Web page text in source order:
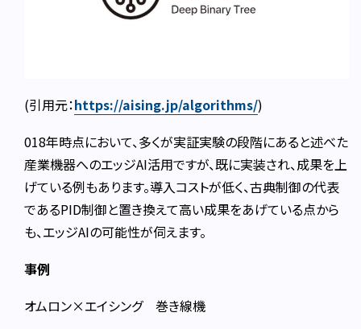
(引用元：https://aising.jp/algorithms/)
018年時点において、多くが実証実験の段階にあると述べた
産業機器へのエッジAI活用ですが、既に実装され、成果を上
げている例もあります。導入コストが低く、古典制御の代表
であるPID制御と置き換えて高い成果をあげている点から
も、エッジAIの可能性が伺えます。
事例
オムロン×エイシング 巻き線機